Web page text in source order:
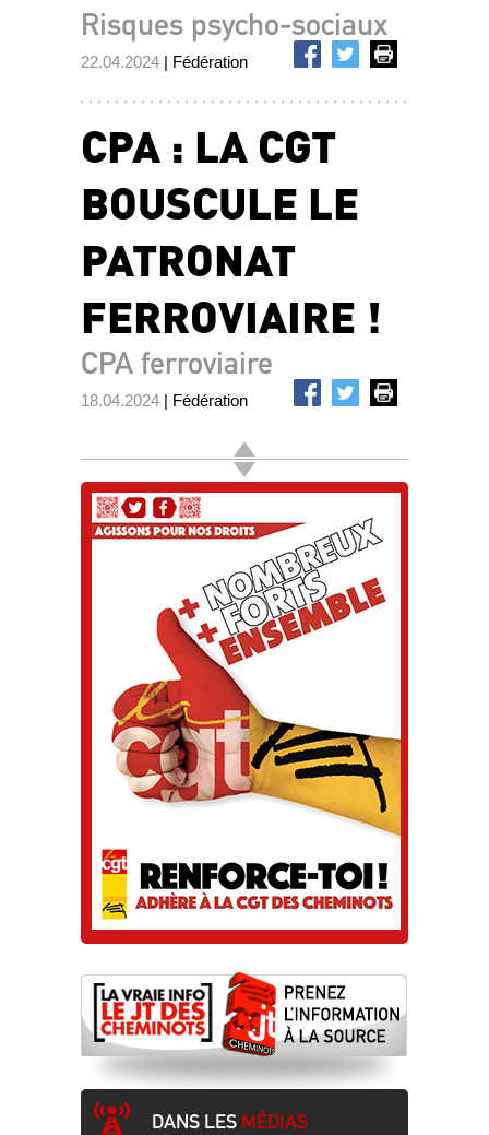
Risques psycho-sociaux
22.04.2024 | Fédération
CPA : LA CGT
BOUSCULE LE
PATRONAT
FERROVIAIRE !
CPA ferroviaire
18.04.2024 | Fédération
DANS LES MÉDIAS